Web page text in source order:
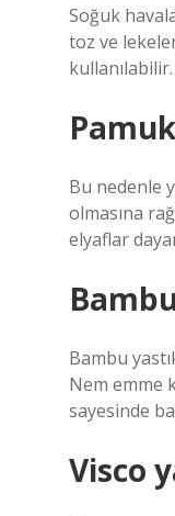
Soğuk
toz ve
kullanılabilir.
Bu nedenle
olmasına
elyaflar
Bambu
Nem emme
sayesinde
Visco